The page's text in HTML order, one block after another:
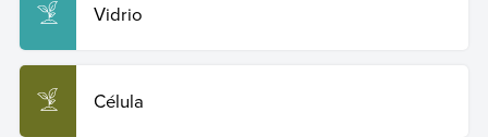
Vidrio
Célula